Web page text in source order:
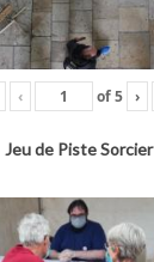
‹ of5 ›
Jeu de Piste Sorcier